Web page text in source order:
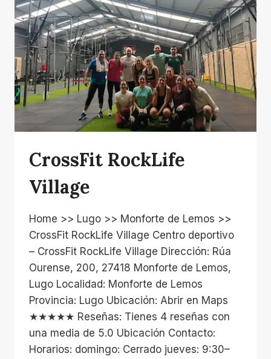
CrossFit RockLife
Village
Home >> Lugo >> Monforte de Lemos >>
CrossFit RockLife Village Centro deportivo
– CrossFit RockLife Village Dirección: Rúa
Ourense, 200, 27418 Monforte de Lemos,
Lugo Localidad: Monforte de Lemos
Provincia: Lugo Ubicación: Abrir en Maps
★★★★★ Reseñas: Tienes 4 reseñas con
una media de 5.0 Ubicación Contacto:
Horarios: domingo: Cerrado jueves: 9:30–